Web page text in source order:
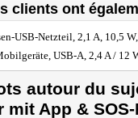
clients ont
USB-Netzteil, 2,1 A, 10,5
USB-A, 2,4 A / 12
autour du
mit App &